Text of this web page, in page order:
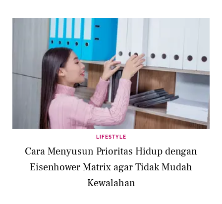
LIFESTYLE
Cara Menyusun Prioritas Hidup dengan
Eisenhower Matrix agar Tidak Mudah
Kewalahan